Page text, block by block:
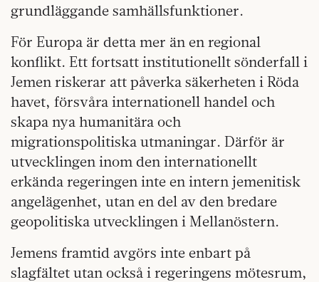
grundläggande samhällsfunktioner.
För Europa är detta mer än en regional
konflikt. Ett fortsatt institutionellt sönderfall i
Jemen riskerar att påverka säkerheten i Röda
havet, försvåra internationell handel och
skapa nya humanitära och
migrationspolitiska utmaningar. Därför är
utvecklingen inom den internationellt
erkända regeringen inte en intern jemenitisk
angelägenhet, utan en del av den bredare
geopolitiska utvecklingen i Mellanöstern.
Jemens framtid avgörs inte enbart på
slagfältet utan också i regeringens mötesrum,